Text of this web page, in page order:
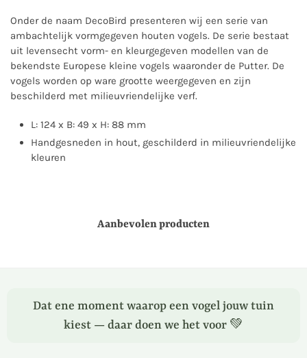
Onder de naam DecoBird presenteren wij een serie van
ambachtelijk vormgegeven houten vogels. De serie bestaat
uit levensecht vorm- en kleurgegeven modellen van de
bekendste Europese kleine vogels waaronder de Putter. De
vogels worden op ware grootte weergegeven en zijn
beschilderd met milieuvriendelijke verf.
L: 124 x B: 49 x H: 88 mm
Handgesneden in hout, geschilderd in milieuvriendelijke
kleuren
Aanbevolen producten
Dat ene moment waarop een vogel jouw tuin
kiest — daar doen we het voor 💚